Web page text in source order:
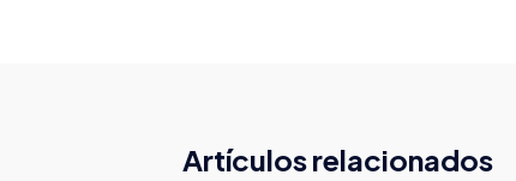
Artículos relacionados